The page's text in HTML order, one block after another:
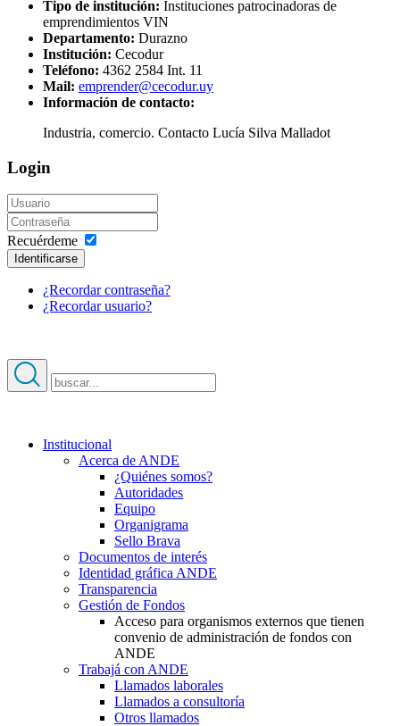
Tipo de institución: Instituciones patrocinadoras de
emprendimientos VIN
Departamento: Durazno
Institución: Cecodur
Teléfono: 4362 2584 Int. 11
Mail: emprender@cecodur.uy
Información de contacto:
Industria, comercio. Contacto Lucía Silva Malladot
Login
Recuérdeme
Identificarse
¿Recordar contraseña?
¿Recordar usuario?
Institucional
Acerca de ANDE
¿Quiénes somos?
Autoridades
Equipo
Organigrama
Sello Brava
Documentos de interés
Identidad gráfica ANDE
Transparencia
Gestión de Fondos
Acceso para organismos externos que tienen
convenio de administración de fondos con
ANDE
Trabajá con ANDE
Llamados laborales
Llamados a consultoría
Otros llamados